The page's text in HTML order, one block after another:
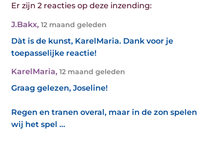
Er zijn 2 reacties op deze inzending:
J.Bakx, 12 maand geleden
Dàt is de kunst, KarelMaria. Dank voor je
toepasselijke reactie!
KarelMaria, 12 maand geleden
Graag gelezen, Joseline!
Regen en tranen overal, maar in de zon spelen
wij het spel ...